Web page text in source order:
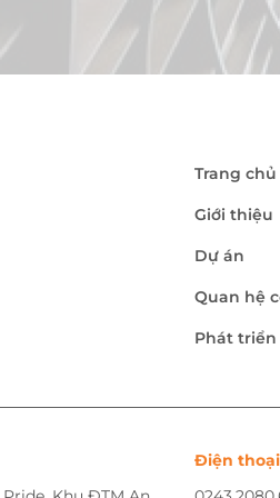
Trang chủ
Giới thiệu
Dự án
Quan hệ
Phát
Điện